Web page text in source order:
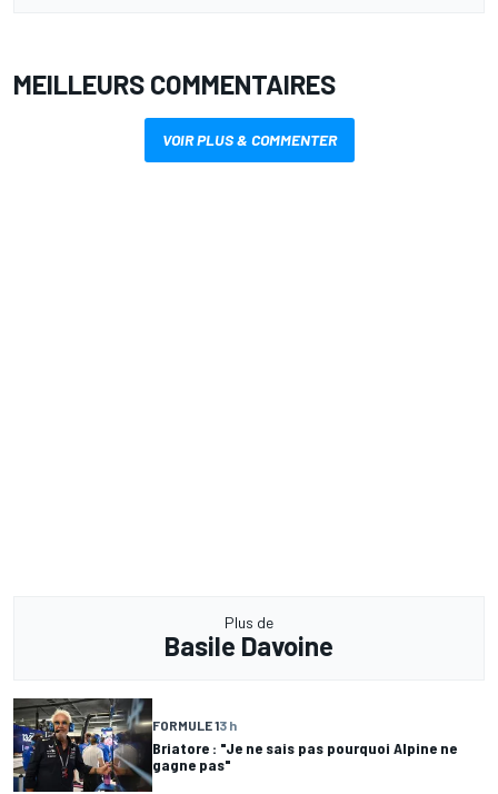
MEILLEURS COMMENTAIRES
VOIR PLUS & COMMENTER
Plus de
Basile Davoine
FORMULE 13 h
Briatore : "Je ne sais pas pourquoi Alpine ne
gagne pas"